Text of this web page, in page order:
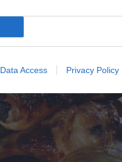
Data Access Privacy Policy